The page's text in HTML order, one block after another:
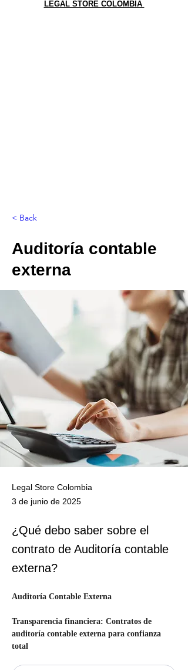
LEGAL STORE COLOMBIA
< Back
Auditoría contable
externa
Legal Store Colombia
3 de junio de 2025
¿Qué debo saber sobre el
contrato de Auditoría contable
externa?
Auditoría Contable Externa
Transparencia financiera: Contratos de
auditoría contable externa para confianza
total